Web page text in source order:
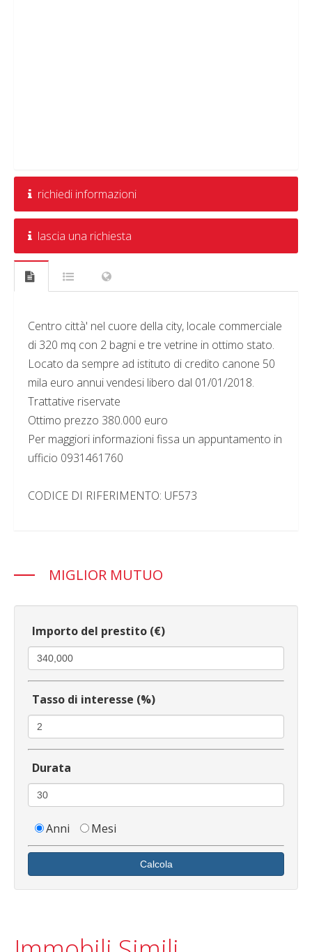
richiedi informazioni
lascia una richiesta
Centro città' nel cuore della city, locale commerciale
di 320 mq con 2 bagni e tre vetrine in ottimo stato.
Locato da sempre ad istituto di credito canone 50
mila euro annui vendesi libero dal 01/01/2018.
Trattative riservate
Ottimo prezzo 380.000 euro
Per maggiori informazioni fissa un appuntamento in
ufficio 0931461760
CODICE DI RIFERIMENTO: UF573
MIGLIOR MUTUO
Importo del prestito (€)
Tasso di interesse (%)
Durata
Anni Mesi
Calcola